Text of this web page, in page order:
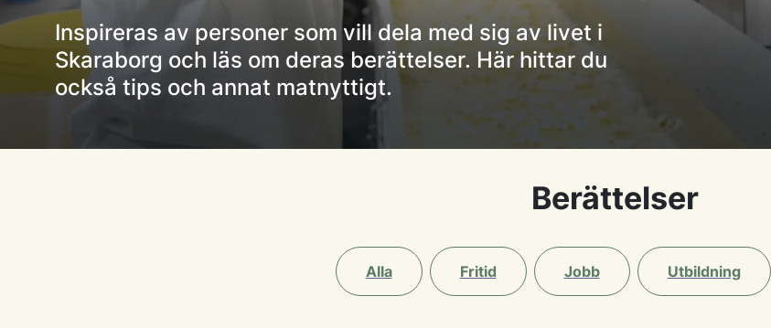
Inspireras av personer som vill dela med sig av livet i
Skaraborg och läs om deras berättelser. Här hittar du
också tips och annat matnyttigt.
Berättelser
Alla Fritid Jobb Utbildning